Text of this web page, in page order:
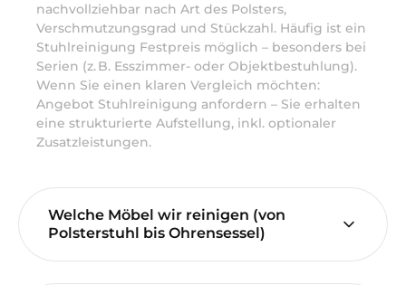
nachvollziehbar nach Art des Polsters,
Verschmutzungsgrad und Stückzahl. Häufig ist ein
Stuhlreinigung Festpreis möglich – besonders bei
Serien (z. B. Esszimmer- oder Objektbestuhlung).
Wenn Sie einen klaren Vergleich möchten:
Angebot Stuhlreinigung anfordern – Sie erhalten
eine strukturierte Aufstellung, inkl. optionaler
Zusatzleistungen.
Welche Möbel wir reinigen (von
Polsterstuhl bis Ohrensessel)